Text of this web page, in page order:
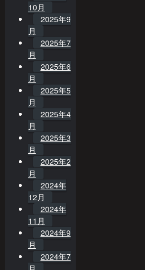
10月
2025年9
月
2025年7
月
2025年6
月
2025年5
月
2025年4
月
2025年3
月
2025年2
月
2024年
12月
2024年
11月
2024年9
月
2024年7